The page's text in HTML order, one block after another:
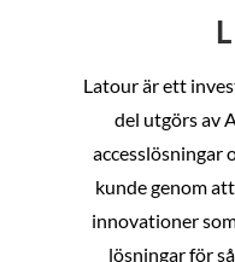
Latour är ett
del utgörs av
accesslösningar
kunde genom
innovationer
lösningar för